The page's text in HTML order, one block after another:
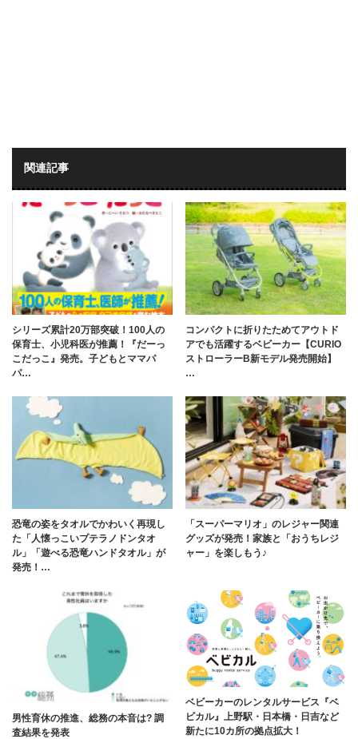
関連記事
シリーズ累計20万部突破！100人の
保育士、小児科医が推薦！『だーっ
こだっこ』発売。子どもとママパ
パ…
コンパクトに折りたためてアウトド
アでも活躍するベビーカー【CURIO
ストローラーB新モデル発売開始】
…
恐竜の姿をタオルでかわいく再現し
た「人懐っこいプテラノドンタオ
ル」「遊べる恐竜ハンドタオル」が
発売！…
「スーパーマリオ」のレジャー関連
グッズが発売！家族と「おうちレジ
ャー」を楽しもう♪
男性育休の推進、総務の本音は? 調
査結果を発表
ベビーカーのレンタルサービス『ベ
ビカル』上野駅・日本橋・日吉など
新たに10カ所の拠点拡大！